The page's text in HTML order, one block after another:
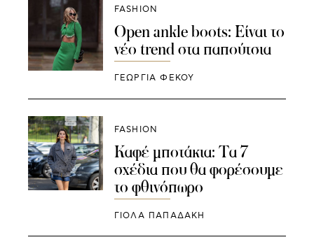
FASHION
Open ankle boots: Είναι το
νέο trend στα παπούτσια
ΓΕΩΡΓΙΑ ΦΕΚΟΥ
FASHION
Καφέ μποτάκια: Τα 7
σχέδια που θα φορέσουμε
το φθινόπωρο
ΓΙΌΛΑ ΠΑΠΑΔΆΚΗ